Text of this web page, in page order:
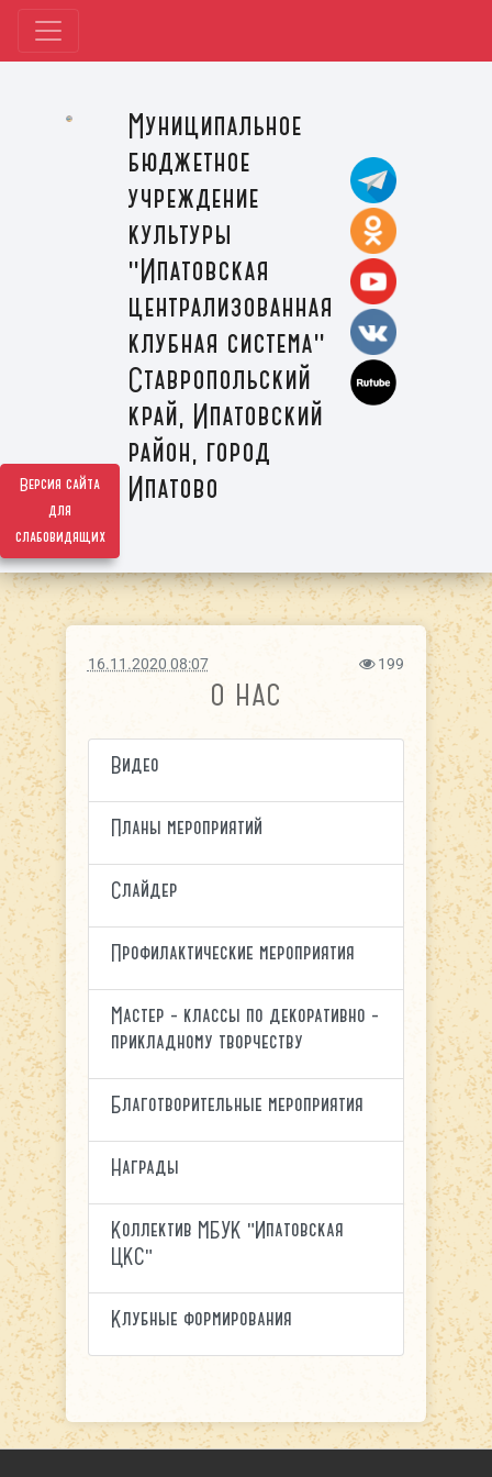
Версия сайта
для
слабовидящих
Муниципальное
бюджетное
учреждение
культуры
"Ипатовская
централизованная
клубная система"
Ставропольский
край, Ипатовский
район, город
Ипатово
16.11.2020 08:07 199
О НАС
Видео
Планы мероприятий
Слайдер
Профилактические мероприятия
Мастер - классы по декоративно -
прикладному творчеству
Благотворительные мероприятия
Награды
Коллектив МБУК "Ипатовская
ЦКС"
Клубные формирования